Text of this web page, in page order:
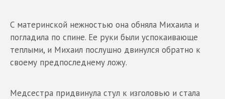
С материнской нежностью она обняла Михаила и
погладила по спине. Ее руки были успокаивающе
теплыми, и Михаил послушно двинулся обратно к
своему предпоследнему ложу.
Медсестра придвинула стул к изголовью и стала